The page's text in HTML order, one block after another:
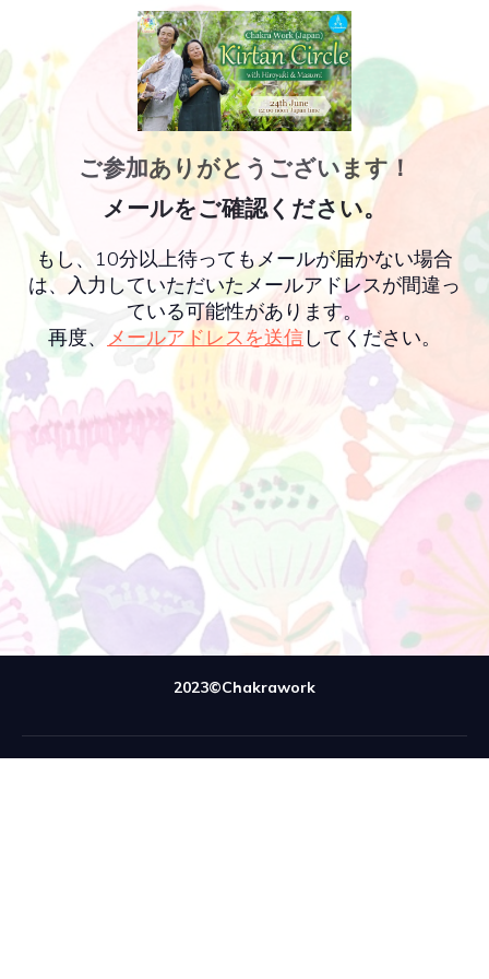
ご参加ありがとうございます！
メールをご確認ください。
もし、10分以上待ってもメールが届かない場合
は、入力していただいたメールアドレスが間違っ
ている可能性があります。
再度、 メールアドレスを送信してください。
2023©Chakrawork